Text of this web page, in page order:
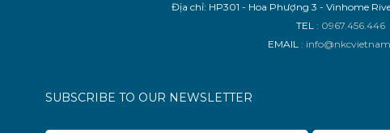
Địa chỉ: HP301 - Hoa Phượng 3 - Vinhome
TEL : 0967.456.446
EMAIL :
SUBSCRIBE TO OUR NEWSLETTER